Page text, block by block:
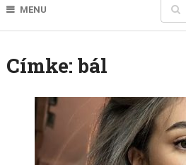
MENU
Címke: bál